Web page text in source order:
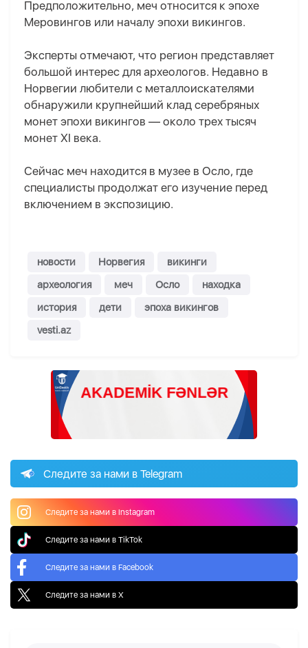
Предположительно, меч относится к эпохе
Меровингов или началу эпохи викингов.
Эксперты отмечают, что регион представляет
большой интерес для археологов. Недавно в
Норвегии любители с металлоискателями
обнаружили крупнейший клад серебряных
монет эпохи викингов — около трех тысяч
монет XI века.
Сейчас меч находится в музее в Осло, где
специалисты продолжат его изучение перед
включением в экспозицию.
новости Норвегия
викинги
археология
меч Осло
находка
история
дети
эпоха викингов
vesti.az
Следите за нами в Telegram
Следите за нами в Instagram
Следите за нами в TikTok
Следите за нами в Facebook
Следите за нами в X